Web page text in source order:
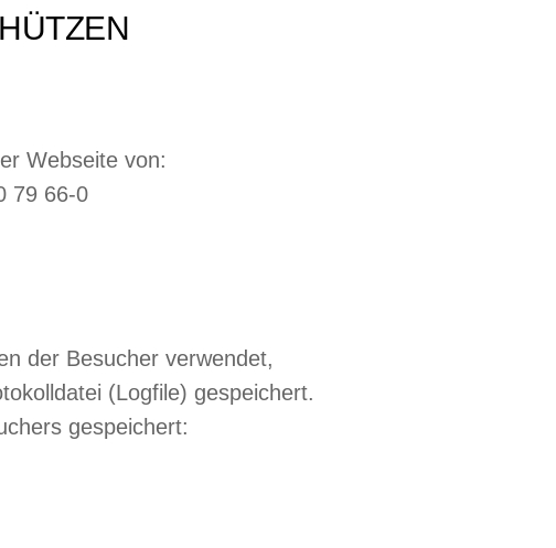
Webseite von:
79 66-0
der Besucher verwendet,
(Logfile) gespeichert.
gespeichert: